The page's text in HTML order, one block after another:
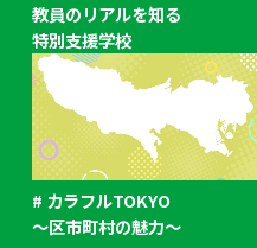
教員のリアルを知る
特別支援学校
# カラフルTOKYO
～区市町村の魅力～